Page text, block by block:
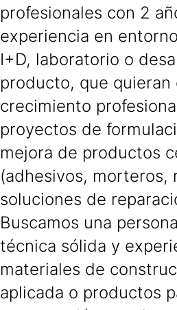
profesionales con 2
experiencia en
I+D, laboratorio o
producto, que quieran
crecimiento
proyectos de
mejora de productos
(adhesivos, morteros,
soluciones de
Buscamos una
técnica sólida y
materiales de
aplicada o productos